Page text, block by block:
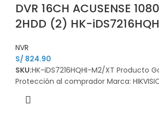
DVR 16CH ACUSENSE
2HDD (2) HK-
NVR
S/ 824.90
SKU:HK-iDS7216HQHI-M2/XT Producto
Protección al comprador Marca: